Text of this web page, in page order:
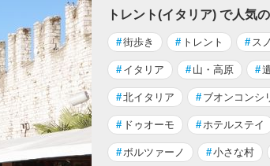
トレント(イタリア) で人気
#街歩き # トレント # ス
# イタリア # 山・高原 #
#北イタリア # ブオンコンシ
# ドゥオーモ #ホテルステイ
#ボルツァーノ #小さな村